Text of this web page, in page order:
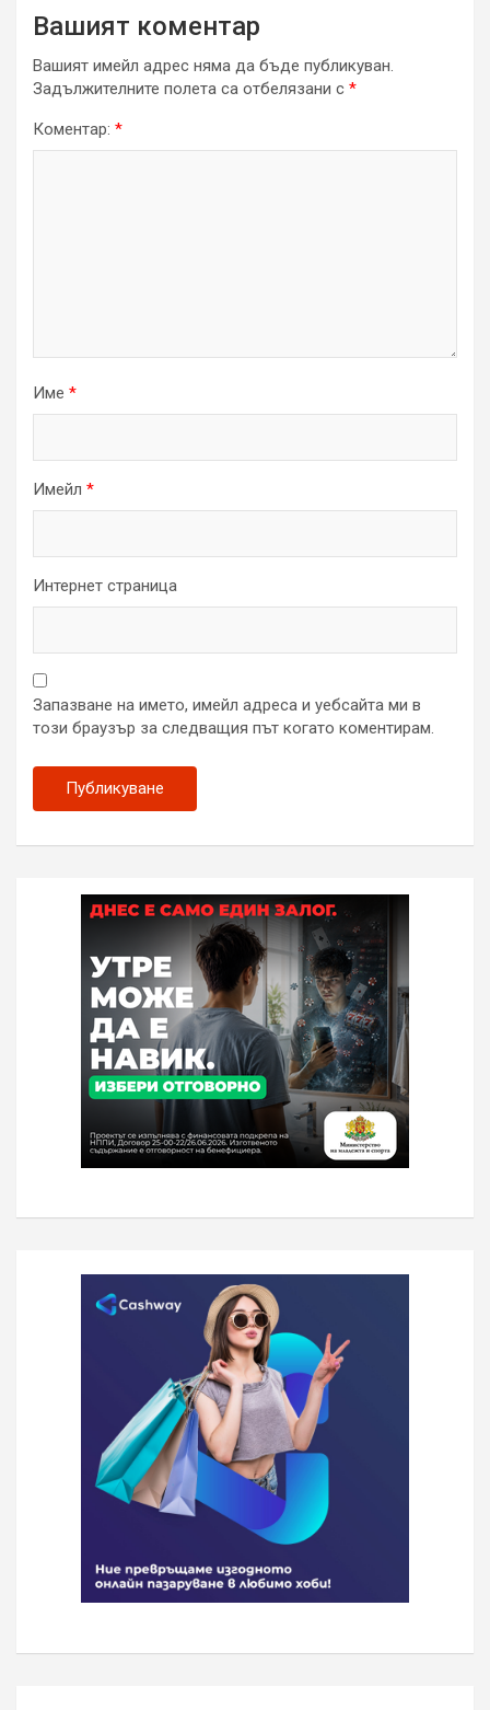
Вашият коментар
Вашият имейл адрес няма да бъде публикуван.
Задължителните полета са отбелязани с *
Коментар: *
Име *
Имейл *
Интернет страница
Запазване на името, имейл адреса и уебсайта ми в
този браузър за следващия път когато коментирам.